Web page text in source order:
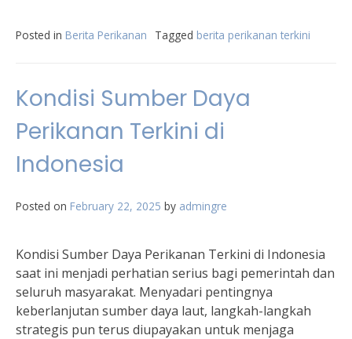
Posted in Berita Perikanan Tagged berita perikanan terkini
Kondisi Sumber Daya
Perikanan Terkini di
Indonesia
Posted on February 22, 2025 by admingre
Kondisi Sumber Daya Perikanan Terkini di Indonesia
saat ini menjadi perhatian serius bagi pemerintah dan
seluruh masyarakat. Menyadari pentingnya
keberlanjutan sumber daya laut, langkah-langkah
strategis pun terus diupayakan untuk menjaga